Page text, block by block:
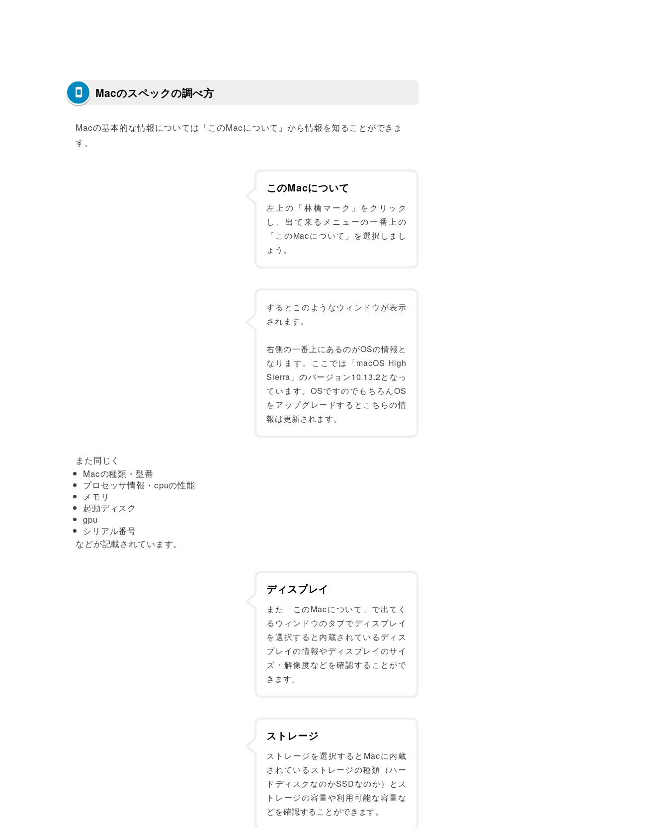
Macのスペックの調べ方
Macの基本的な情報については「このMacについて」から情報を知ることができま
す。
このMacについて
左上の「林檎マーク」をクリック
し、出て来るメニューの一番上の
「このMacについて」を選択しまし
ょう。
するとこのようなウィンドウが表示
されます。
右側の一番上にあるのがOSの情報と
なります。ここでは「macOS High
Sierra」のバージョン10.13.2となっ
ています。OSですのでもちろんOS
をアップグレードするとこちらの情
報は更新されます。
また同じく
Macの種類・型番
プロセッサ情報・cpuの性能
メモリ
起動ディスク
gpu
シリアル番号
などが記載されています。
ディスプレイ
また「このMacについて」で出てく
るウィンドウのタブでディスプレイ
を選択すると内蔵されているディス
プレイの情報やディスプレイのサイ
ズ・解像度などを確認することがで
きます。
ストレージ
ストレージを選択するとMacに内蔵
されているストレージの種類（ハー
ドディスクなのかSSDなのか）とス
トレージの容量や利用可能な容量な
どを確認することができます。